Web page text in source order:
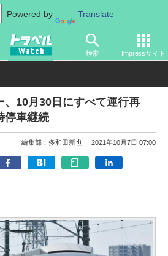
Powered by Translate
検索 Impressサイト
国内旅行 東京
、10月30日にすべて運行再
停車継続
編集部：多和田新也 2021年10月7日 07:00